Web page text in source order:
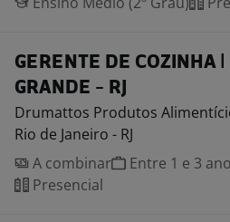
GERENTE DE COZINHA |
GRANDE - RJ
Drumattos Produtos
Rio de Janeiro - RJ
A combinar
Entre 1 e 3
Presencial